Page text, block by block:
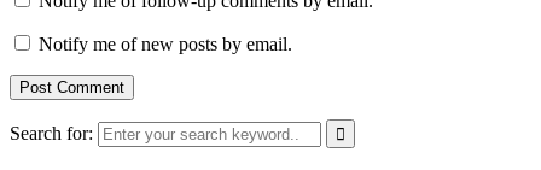
Notify me of new posts by email.
Search for: